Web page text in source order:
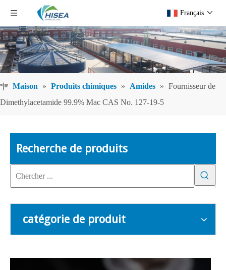
Français
Maison » Produits chimiques » Amides » Fournisseur de
Dimethylacetamide 99.9% Mac CAS No. 127-19-5
Recherche de produits
catégorie de produit